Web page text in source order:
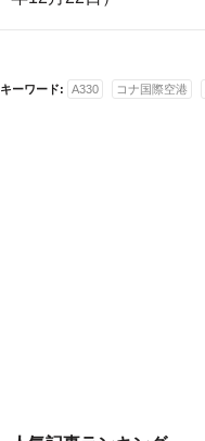
キーワード: A330 コナ国際空港